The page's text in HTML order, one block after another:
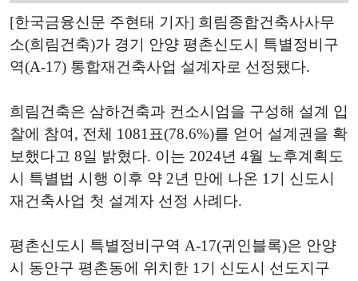
[한국금융신문 주현태 기자] 희림종합건축사사무
소(희림건축)가 경기 안양 평촌신도시 특별정비구
역(A-17) 통합재건축사업 설계자로 선정됐다.
희림건축은 삼하건축과 컨소시엄을 구성해 설계 입
찰에 참여, 전체 1081표(78.6%)를 얻어 설계권을 확
보했다고 8일 밝혔다. 이는 2024년 4월 노후계획도
시 특별법 시행 이후 약 2년 만에 나온 1기 신도시
재건축사업 첫 설계자 선정 사례다.
평촌신도시 특별정비구역 A-17(귀인블록)은 안양
시 동안구 평촌동에 위치한 1기 신도시 선도지구